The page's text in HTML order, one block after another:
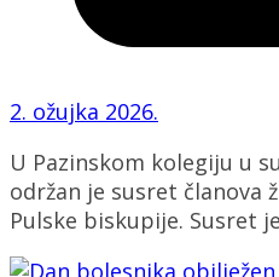
2. ožujka 2026.
U Pazinskom kolegiju u
održan je susret članova
Pulske biskupije. Susret